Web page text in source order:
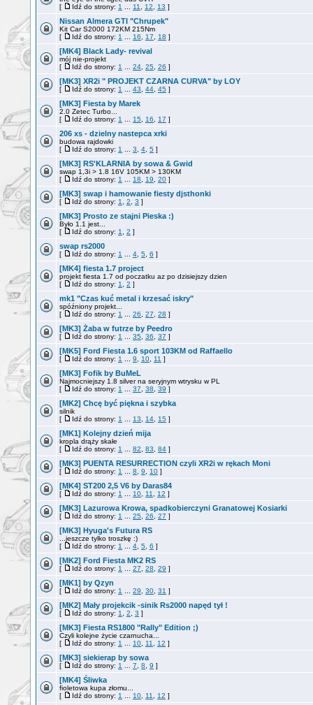
[
Idź do strony: 1 11 12 13 ]
Nissan Almera GTI "Chrupek"
Kit Car S2000 172KM 215Nm
[
Idź do strony: 1 16 17 18 ]
[MK4] Black Lady- revival
mój nie-projekt
[
Idź do strony: 1 24 25 26 ]
[MK3] XR2i " PROJEKT CZARNA CURVA" by LOY
[ Idź do strony: 1 43 44 45 ]
[MK3] Fiesta by Marek
2.0 Zetec Turbo...
[
Idź do strony: 1 15 16 17 ]
206 xs - dzielny nastepca xrki
budowa rajdowki
[
Idź do strony: 1 3 4 5 ]
[MK3] RS'KLARNIA by sowa & Gwid
swap 1,3i > 1.8 16V 105KM > 130KM
[
Idź do strony: 1 18 19 20 ]
[MK3] swap i hamowanie fiesty djsthonki
[ Idź do strony: 1 2 3 ]
[MK3] Prosto ze stajni Pieska :)
Było 1.1 jest...
[
Idź do strony: 1 2 ]
swap rs2000
[ Idź do strony: 1 4 5 6 ]
[MK4] fiesta 1.7 project
projekt fiesta 1.7 od poczatku az po dzisiejszy dzien
[
Idź do strony: 1 2 ]
mk1 "Czas kuć metal i krzesać iskry"
spóźniony projekt...
[
Idź do strony: 1 26 27 28 ]
[MK3] Żaba w futrze by Peedro
[ Idź do strony: 1 35 36 37 ]
[MK5] Ford Fiesta 1.6 sport 103KM od Raffaello
[ Idź do strony: 1 9 10 11 ]
[MK3] Fofik by BuMeL
Najmocniejszy 1.8 silver na seryjnym wtrysku w PL
[
Idź do strony: 1 37 38 39 ]
[MK2] Chcę być piękna i szybka
silnik
[
Idź do strony: 1 13 14 15 ]
[MK1] Kolejny dzień mija
kropla drąży skałe
[
Idź do strony: 1 82 83 84 ]
[MK3] PUENTA RESURRECTION czyli XR2i w rękach Moni
[ Idź do strony: 1 8 9 10 ]
[MK4] ST200 2,5 V6 by Daras84
[ Idź do strony: 1 10 11 12 ]
[MK3] Lazurowa Krowa, spadkobierczyni Granatowej Kosiarki
[ Idź do strony: 1 25 26 27 ]
[MK3] Hyuga's Futura RS
...jeszcze tylko troszkę :)
[
Idź do strony: 1 4 5 6 ]
[MK2] Ford Fiesta MK2 RS
[ Idź do strony: 1 27 28 29 ]
[MK1] by Qzyn
[ Idź do strony: 1 29 30 31 ]
[MK2] Mały projekcik -sinik Rs2000 napęd tył !
[ Idź do strony: 1 2 3 ]
[MK3] Fiesta RS1800 "Rally" Edition ;)
Czyli kolejne życie czarnucha...
[
Idź do strony: 1 10 11 12 ]
[MK3] siekierap by sowa
[ Idź do strony: 1 7 8 9 ]
[MK4] Śliwka
fioletowa kupa złomu...
[
Idź do strony: 1 10 11 12 ]